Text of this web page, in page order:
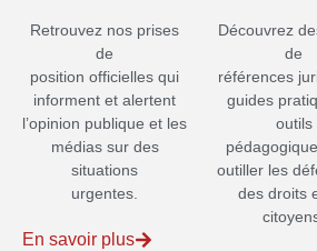
Retrouvez nos prises
de
position officielles qui
informent et alertent
l’opinion publique et les
médias sur des
situations
urgentes.
En savoir plus
Découvrez
de
références
guides
outils
outiller les
des droits